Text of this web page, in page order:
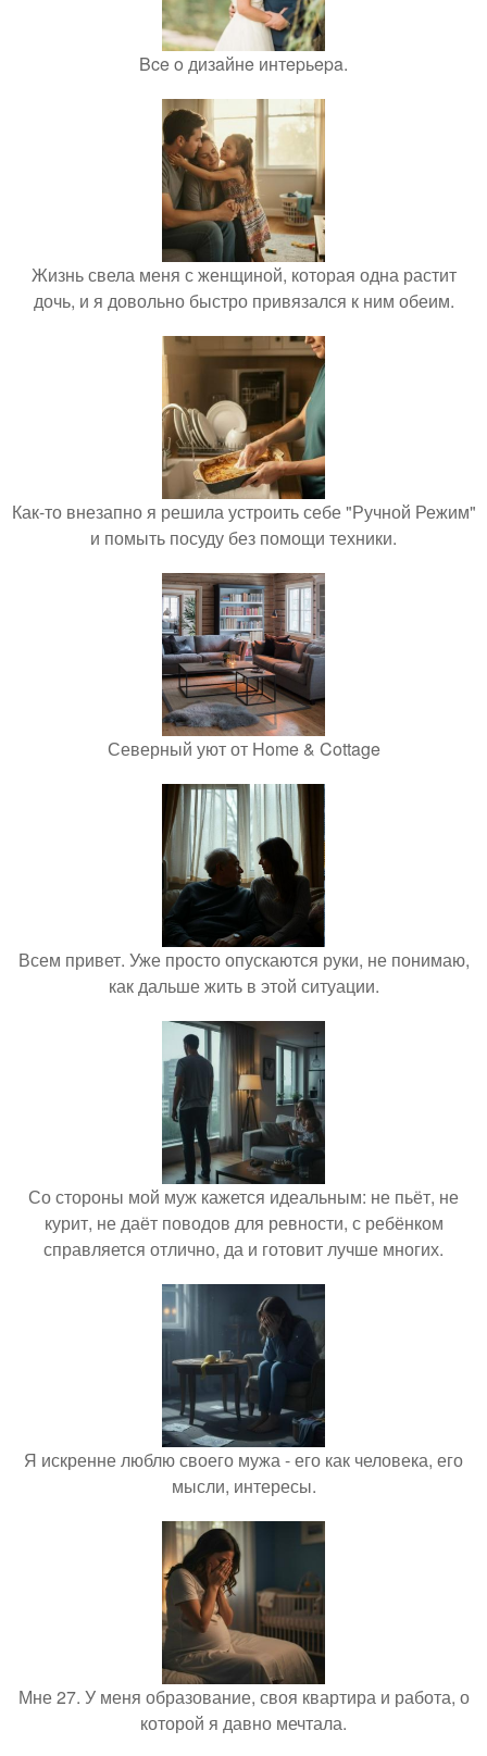
Bce o дизaйнe интepьepa.
Жизнь свела меня с женщиной, которая одна растит
дочь, и я довольно быстро привязался к ним обеим.
Как-то внезапно я решила устроить себе "Ручной Режим"
и помыть посуду без помощи техники.
Северный уют от Home & Cottage
Всем привет. Уже просто опускаются руки, не понимаю,
как дальше жить в этой ситуации.
Со стороны мой муж кажется идеальным: не пьёт, не
курит, не даёт поводов для ревности, с ребёнком
справляется отлично, да и готовит лучше многих.
Я искренне люблю своего мужа - его как человека, его
мысли, интересы.
Мне 27. У меня образование, своя квартира и работа, о
которой я давно мечтала.